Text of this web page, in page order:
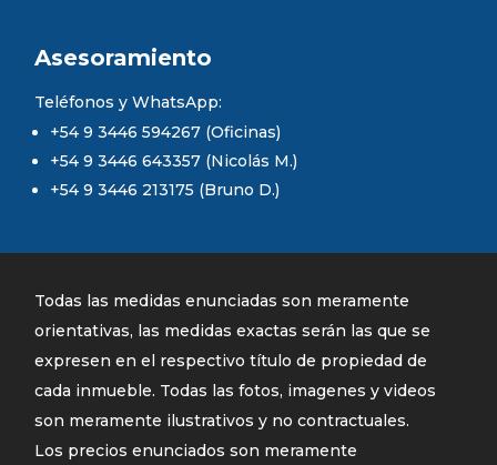
Asesoramiento
Teléfonos y WhatsApp:
+54 9 3446 594267 (Oficinas)
+54 9 3446 643357 (Nicolás M.)
+54 9 3446 213175 (Bruno D.)
Todas las medidas enunciadas son meramente
orientativas, las medidas exactas serán las que se
expresen en el respectivo título de propiedad de
cada inmueble. Todas las fotos, imagenes y videos
son meramente ilustrativos y no contractuales.
Los precios enunciados son meramente